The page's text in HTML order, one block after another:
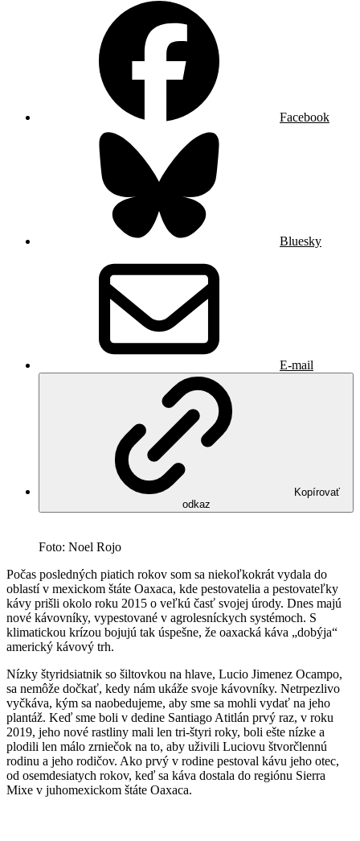
Facebook
Bluesky
E-mail
Kopírovať
odkaz
Foto: Noel Rojo
Počas posledných piatich rokov som sa niekoľkokrát vydala do
oblastí v mexickom štáte Oaxaca, kde pestovatelia a pestovateľky
kávy prišli okolo roku 2015 o veľkú časť svojej úrody. Dnes majú
nové kávovníky, vypestované v agrolesníckych systémoch. S
klimatickou krízou bojujú tak úspešne, že oaxacká káva „dobýja“
americký kávový trh.
Nízky štyridsiatnik so šiltovkou na hlave, Lucio Jimenez Ocampo,
sa nemôže dočkať, kedy nám ukáže svoje kávovníky. Netrpezlivo
vyčkáva, kým sa naobedujeme, aby sme sa mohli vydať na jeho
plantáž. Keď sme boli v dedine Santiago Atitlán prvý raz, v roku
2019, jeho nové rastliny mali len tri-štyri roky, boli ešte nízke a
plodili len málo zrniečok na to, aby uživili Luciovu štvorčlennú
rodinu a jeho rodičov. Ako prvý v rodine pestoval kávu jeho otec,
od osemdesiatych rokov, keď sa káva dostala do regiónu Sierra
Mixe v juhomexickom štáte Oaxaca.